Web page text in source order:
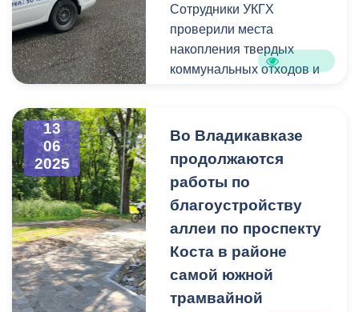
станет излюбленным
местом для досуг и отдыха
горожан.
завершён в прошлом году.
Сотрудники УКГХ
проверили места
накопления твердых
коммунальных отходов и
выявленных проблемных
соответствующим
службам для скорейшего
устранения.
Работа в этом
направлении
продолжится.
13
06
2025
Во Владикавказе
продолжаются
работы по
благоустройству
аллеи по проспекту
Коста в районе
самой южной
трамвайной